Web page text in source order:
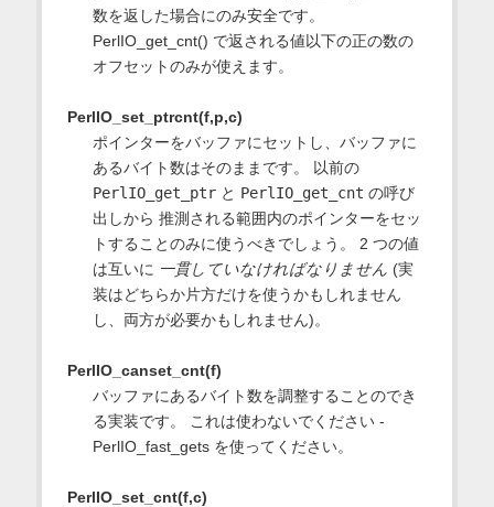
数を返した場合にのみ安全です。
PerlIO_get_cnt() で返される値以下の正の数の
オフセットのみが使えます。
PerlIO_set_ptrcnt(f,p,c)
ポインターをバッファにセットし、バッファに
あるバイト数はそのままです。 以前の
PerlIO_get_ptrと PerlIO_get_cnt の呼び
出しから 推測される範囲内のポインターをセッ
トすることのみに使うべきでしょう。 2 つの値
は互いに 一貫していなければなりません (実
装はどちらか片方だけを使うかもしれません
し、両方が必要かもしれません)。
PerlIO_canset_cnt(f)
バッファにあるバイト数を調整することのでき
る実装です。 これは使わないでください -
PerlIO_fast_gets を使ってください。
PerlIO_set_cnt(f,c)